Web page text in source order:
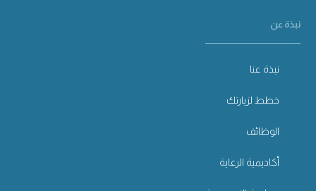
نبذة عن
نبذة عنا
خطط لزيارتك
الوظائف
أكاديمية الرعاية